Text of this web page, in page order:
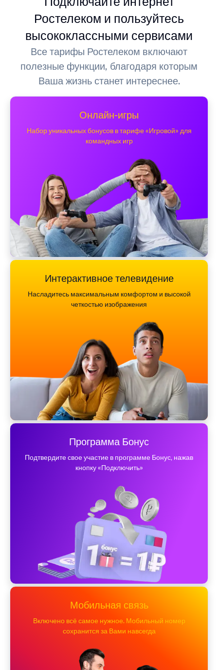
Ростелеком и пользуйтесь
высококлассными сервисами
Все тарифы Ростелеком включают
полезные функции, благодаря которым
Ваша жизнь станет интереснее.
Онлайн-игры
Набор уникальных бонусов в тарифе «Игровой» для
командных игр
Интерактивное телевидение
Насладитесь максимальным комфортом и высокой
четкостью изображения
Программа Бонус
Подтвердите свое участие в программе Бонус, нажав
кнопку «Подключить»
Мобильная связь
Включено всё самое нужное. Мобильный номер
сохранится за Вами навсегда